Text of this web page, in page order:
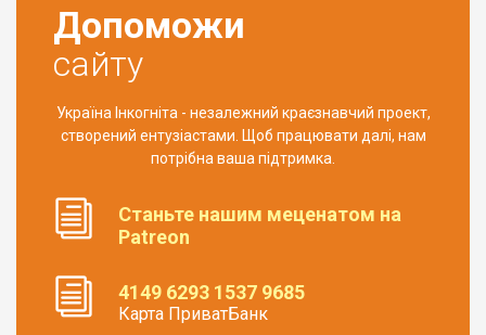
Допоможи
сайту
Україна Інкогніта - незалежний краєзнавчий проект,
створений ентузіастами. Щоб працювати далі, нам
потрібна ваша підтримка.
Станьте нашим меценатом на
Patreon
4149 6293 1537 9685
Карта ПриватБанк